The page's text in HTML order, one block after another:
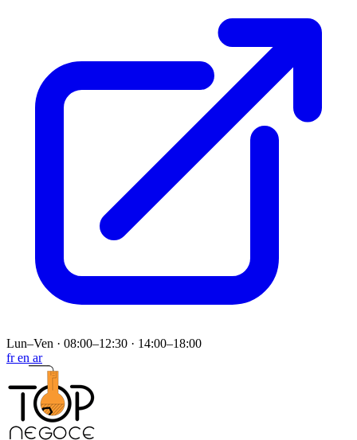
Lun–Ven · 08:00–12:30 · 14:00–18:00
fren ar